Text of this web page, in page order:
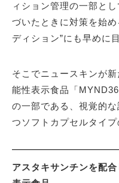
ィション管理の一部と
づいたときに対策を始
ディション”にも早めに
そこでニュースキンが
能性表示食品「
の一部である、視覚的
つソフトカプセルタイプ
アスタキサンチンを配